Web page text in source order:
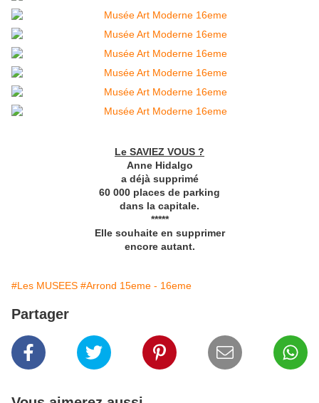
Le SAVIEZ VOUS ?
Anne Hidalgo
a déjà supprimé
60 000 places de parking
dans la capitale.
*****
Elle souhaite en supprimer
encore autant.
#Les MUSEES #Arrond 15eme - 16eme
Partager